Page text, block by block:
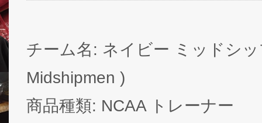
チーム名: ネイビー ミッドシ
Midshipmen )
商品種類: NCAA トレーナー